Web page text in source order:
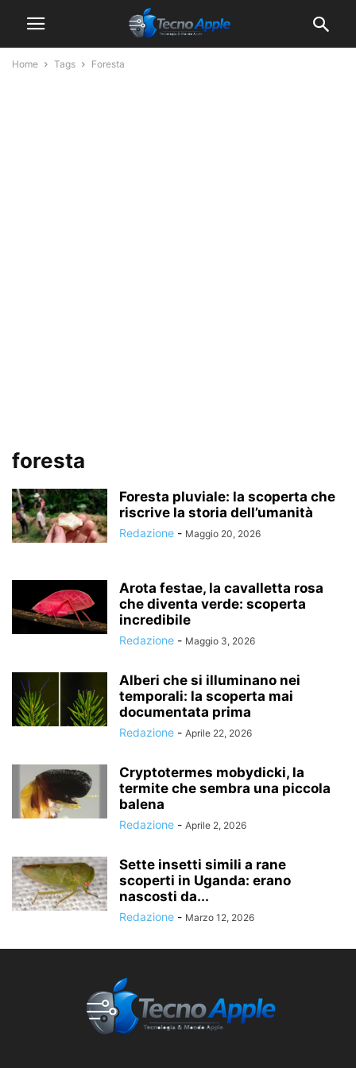
Home Tags Foresta
foresta
Foresta pluviale: la scoperta che
riscrive la storia dell’umanità
Redazione - Maggio 20, 2026
Arota festae, la cavalletta rosa
che diventa verde: scoperta
incredibile
Redazione - Maggio 3, 2026
Alberi che si illuminano nei
temporali: la scoperta mai
documentata prima
Redazione - Aprile 22, 2026
Cryptotermes mobydicki, la
termite che sembra una piccola
balena
Redazione - Aprile 2, 2026
Sette insetti simili a rane
scoperti in Uganda: erano
nascosti da...
Redazione - Marzo 12, 2026